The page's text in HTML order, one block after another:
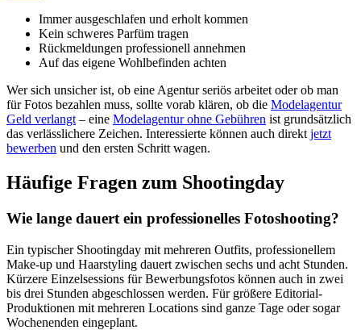
Immer ausgeschlafen und erholt kommen
Kein schweres Parfüm tragen
Rückmeldungen professionell annehmen
Auf das eigene Wohlbefinden achten
Wer sich unsicher ist, ob eine Agentur seriös arbeitet oder ob man
für Fotos bezahlen muss, sollte vorab klären, ob die Modelagentur
Geld verlangt – eine Modelagentur ohne Gebühren ist grundsätzlich
das verlässlichere Zeichen. Interessierte können auch direkt jetzt
bewerben und den ersten Schritt wagen.
Häufige Fragen zum Shootingday
Wie lange dauert ein professionelles Fotoshooting?
Ein typischer Shootingday mit mehreren Outfits, professionellem
Make-up und Haarstyling dauert zwischen sechs und acht Stunden.
Kürzere Einzelsessions für Bewerbungsfotos können auch in zwei
bis drei Stunden abgeschlossen werden. Für größere Editorial-
Produktionen mit mehreren Locations sind ganze Tage oder sogar
Wochenenden eingeplant.